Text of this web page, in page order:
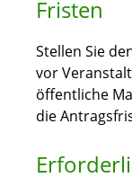
Fristen
Stellen Sie
vor
öffentliche
die